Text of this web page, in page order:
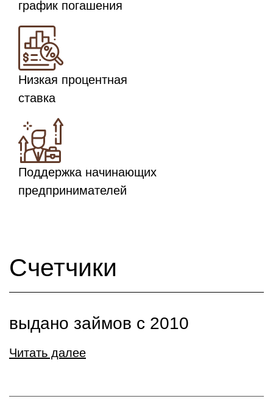
график погашения
Низкая процентная
ставка
Поддержка начинающих
предпринимателей
Счетчики
выдано займов с 2010
Читать далее